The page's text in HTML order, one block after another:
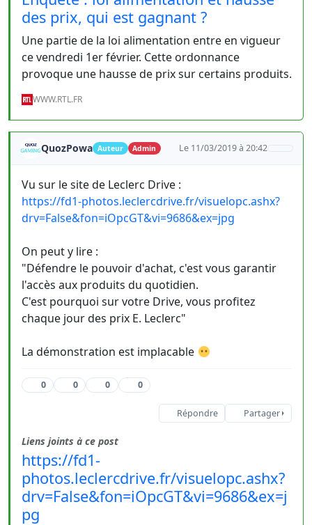
des prix, qui est gagnant ?
Une partie de la loi alimentation entre en vigueur
ce vendredi 1er février. Cette ordonnance
provoque une hausse de prix sur certains produits.
WWW.RTL.FR
QuozPowa Auteur Admin Le 11/03/2019 à 20:42
Vu sur le site de Leclerc Drive :
https://fd1-photos.leclercdrive.fr/visuelopc.ashx?
drv=False&fon=iOpcGT&vi=9686&ex=jpg
On peut y lire :
"Défendre le pouvoir d'achat, c'est vous garantir
l'accès aux produits du quotidien.
C'est pourquoi sur votre Drive, vous profitez
chaque jour des prix E. Leclerc"
La démonstration est implacable
0 0 0 0
Répondre Partager
Liens joints à ce post
https://fd1-
photos.leclercdrive.fr/visuelopc.ashx?
drv=False&fon=iOpcGT&vi=9686&ex=j
pg